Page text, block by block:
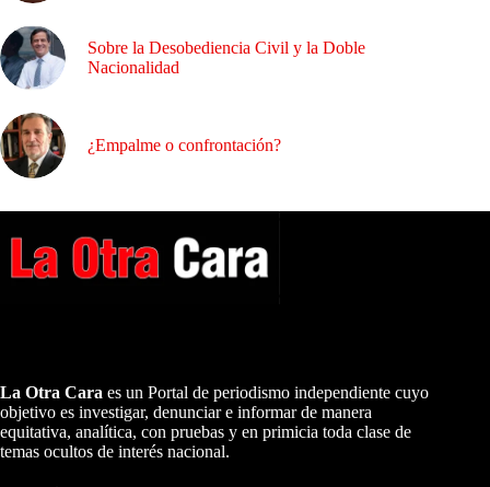
Sobre la Desobediencia Civil y la Doble
Nacionalidad
¿Empalme o confrontación?
La Otra Cara es un Portal de periodismo independiente cuyo
objetivo es investigar, denunciar e informar de manera
equitativa, analítica, con pruebas y en primicia toda clase de
temas ocultos de interés nacional.